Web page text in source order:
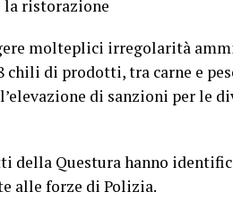
ristorazione
molteplici irregolarità
di prodotti, tra carne e
di sanzioni per le
della Questura hanno
alle forze di Polizia.